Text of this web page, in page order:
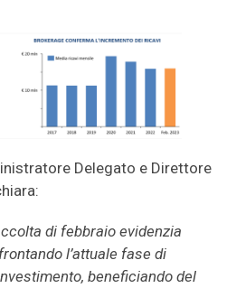
Delegato e Direttore
di febbraio evidenzia
l’attuale fase di
beneficiando del